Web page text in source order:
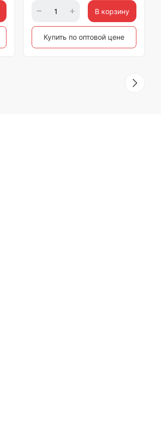
В корзину
Купить по оптовой цене